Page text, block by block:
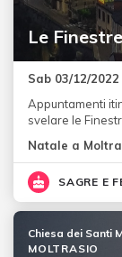
Le
Sab 03/12/
Appuntamenti
svelare le
Natale a
SAGRE E
Chiesa dei Santi
MOLTRASIO